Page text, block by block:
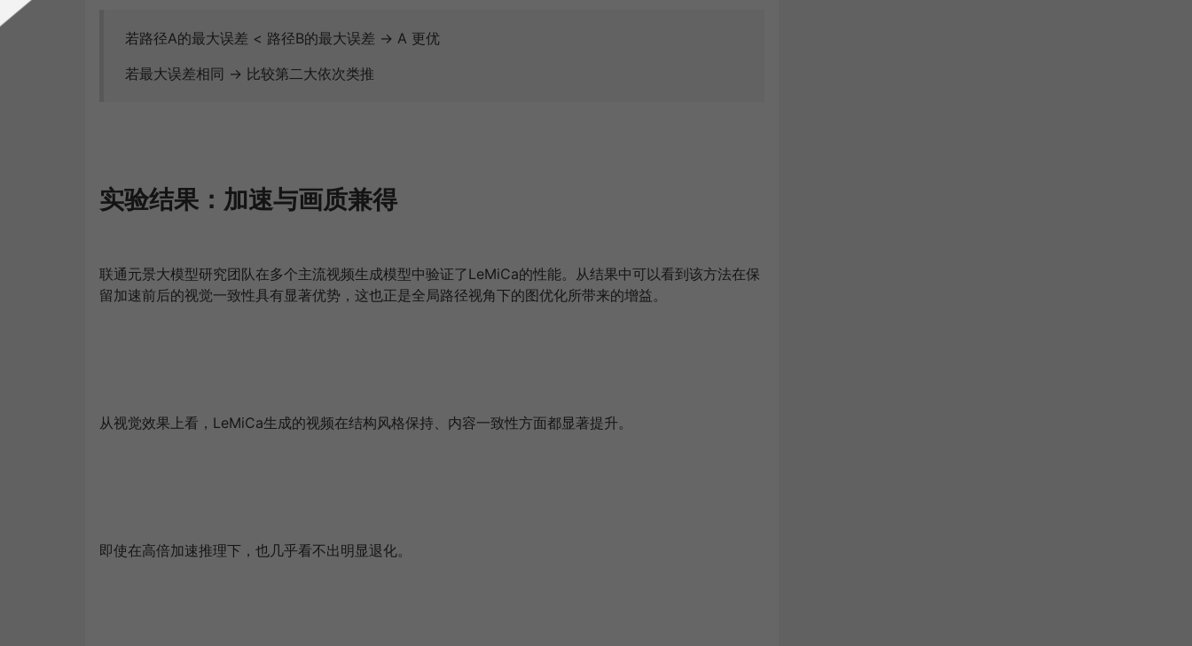
若路径A的最大误差 < 路径B的最大误差 → A 更优
若最大误差相同 → 比较第二大依次类推
实验结果：加速与画质兼得
联通元景大模型研究团队在多个主流视频生成模型中验证了LeMiCa的性能。从结果中可以看到该方法在保
留加速前后的视觉一致性具有显著优势，这也正是全局路径视角下的图优化所带来的增益。
从视觉效果上看，LeMiCa生成的视频在结构风格保持、内容一致性方面都显著提升。
即使在高倍加速推理下，也几乎看不出明显退化。